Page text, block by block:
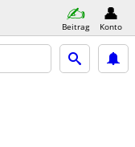
Beitrag Konto